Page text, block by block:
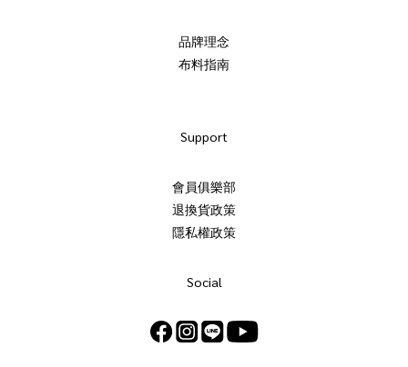
品牌理念
布料指南
Support
會員俱樂部
退換貨政策
隱私權政策
Social